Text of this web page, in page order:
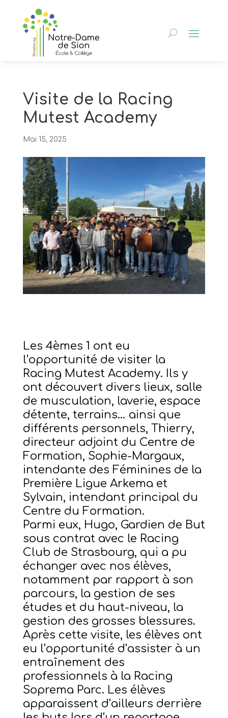
Visite de la Racing
Mutest Academy
Mai 15, 2025
Les 4èmes 1 ont eu
l’opportunité de visiter la
Racing Mutest Academy. Ils y
ont découvert divers lieux, salle
de musculation, laverie, espace
détente, terrains… ainsi que
différents personnels, Thierry,
directeur adjoint du Centre de
Formation, Sophie-Margaux,
intendante des Féminines de la
Première Ligue Arkema et
Sylvain, intendant principal du
Centre du Formation.
Parmi eux, Hugo, Gardien de But
sous contrat avec le Racing
Club de Strasbourg, qui a pu
échanger avec nos élèves,
notamment par rapport à son
parcours, la gestion de ses
études et du haut-niveau, la
gestion des grosses blessures.
Après cette visite, les élèves ont
eu l’opportunité d’assister à un
entraînement des
professionnels à la Racing
Soprema Parc. Les élèves
apparaissent d’ailleurs derrière